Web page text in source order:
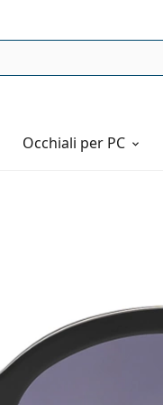
Occhiali per PC